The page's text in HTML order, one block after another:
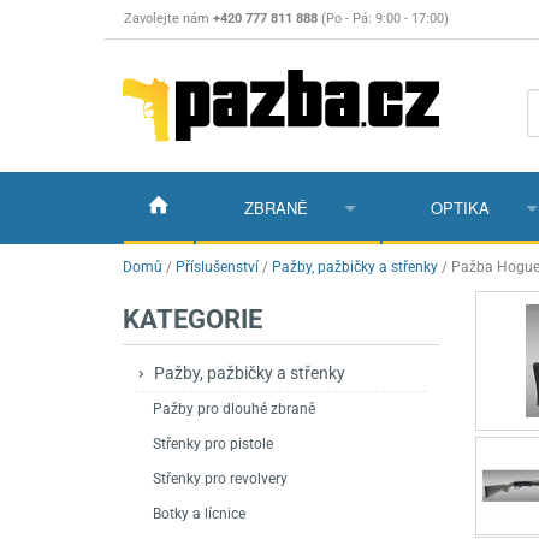
Zavolejte nám +420 777 811 888 (Po - Pá: 9:00 - 17:00)
ZBRANĚ
Vzduchovky Vzduchovky na
Vzduchovky
Vzduchové pistole a revolvery
Pružinové pistole
Plynové pistole a revolvery
Perkusní zbraně
Pušky
Nože Nože s pevnou
OPTIKA
Puškohledy
Domů / Příslušenství / Pažby, pažbičky a střenky / Pažba
KATEGORIE
Pažby, pažbičky a střenky
Pažby pro dlouhé zbraně
Střenky pro pistole
Střenky pro revolvery
Botky a lícnice